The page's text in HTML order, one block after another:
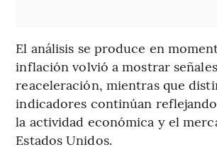
El análisis se produce en
inflación volvió a mostrar
reaceleración, mientras que
indicadores continúan
la actividad económica y el
Estados Unidos.